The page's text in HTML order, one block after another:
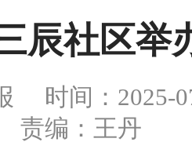
辰社区举
时间：2025-
责编：王丹